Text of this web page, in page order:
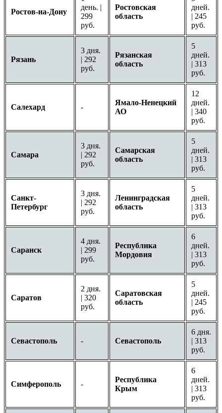
Ростов-на-Дону
день. |
299
руб.
Ростовская
область
дней.
| 245
руб.
Рязань
3 дня.
| 292
руб.
Рязанская
область
5
дней.
| 313
руб.
Салехард -
Ямало-Ненецкий
АО
12
дней.
| 340
руб.
Самара
3 дня.
| 292
руб.
Самарская
область
5
дней.
| 313
руб.
Санкт-
Петербург
3 дня.
| 292
руб.
Ленинградская
область
5
дней.
| 313
руб.
Саранск
4 дня.
| 299
руб.
Республика
Мордовия
6
дней.
| 313
руб.
Саратов
2 дня.
| 320
руб.
Саратовская
область
5
дней.
| 245
руб.
Севастополь - Севастополь
6 дня.
| 313
руб.
Симферополь -
Республика
Крым
6
дней.
| 313
руб.